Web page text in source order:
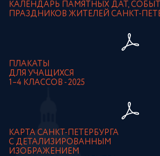
КАЛЕНДАРЬ ПАМЯТНЫХ ДАТ,
ПРАЗДНИКОВ ЖИТЕЛЕЙ САНКТ-
ПЛАКАТЫ
ДЛЯ УЧАЩИХСЯ
1–4 КЛАССОВ - 2025
КАРТА САНКТ-ПЕТЕРБУРГА
С ДЕТАЛИЗИРОВАННЫМ
ИЗОБРАЖЕНИЕМ